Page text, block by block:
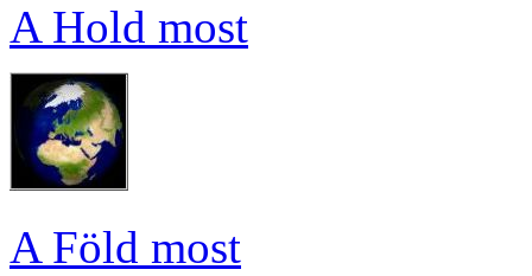
A Hold most
A Föld most